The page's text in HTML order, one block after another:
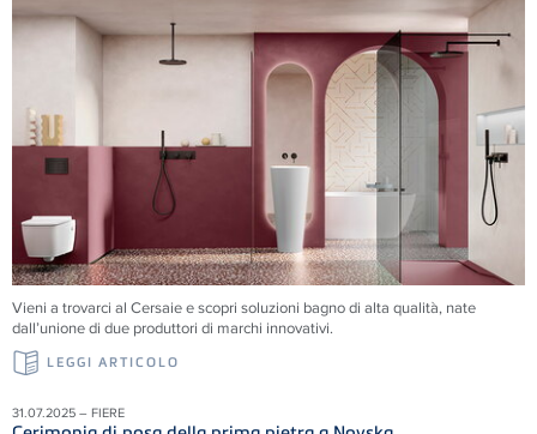
Vieni a trovarci al Cersaie e scopri soluzioni bagno di alta qualità, nate
dall’unione di due produttori di marchi innovativi.
LEGGI ARTICOLO
31.07.2025 – FIERE